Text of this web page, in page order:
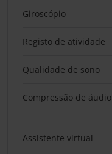
Giroscópio
Registo de atividade
Qualidade de sono
Compressão de áudio
Assistente virtual